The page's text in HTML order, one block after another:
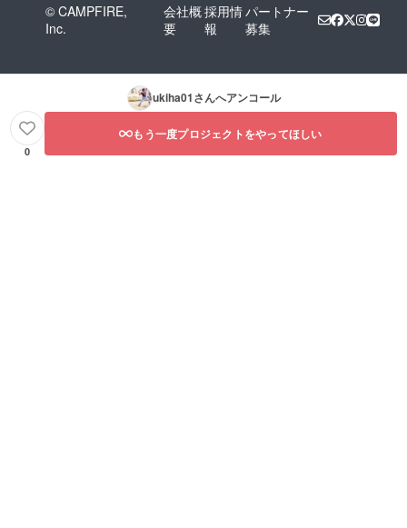
© CAMPFIRE,
Inc.
会社概
要
採用情
報
パートナー
募集
ukiha01さんへアンコール
0
もう一度プロジェクトをやってほしい